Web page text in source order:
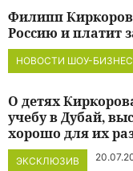
НОВОСТИ ШОУ-
Филипп Киркоров
Россию и платит
ЭКСКЛЮЗИВ
О детях
учебу в Дубай,
хорошо для их